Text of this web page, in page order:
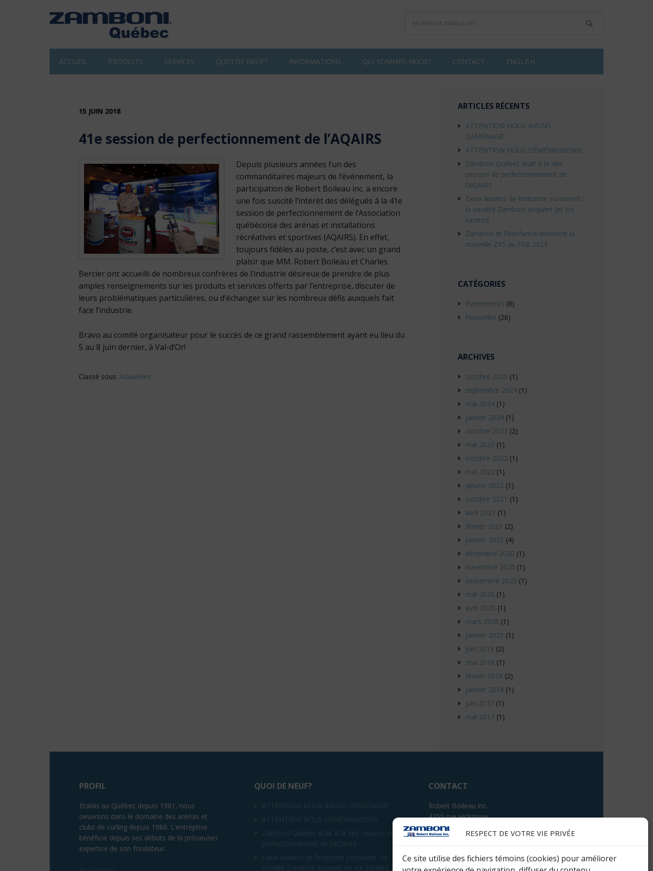
RESPECT DE VOTRE VIE PRIVÉE
Ce site utilise des fichiers témoins (cookies) pour améliorer
ACCUEIL PRODUITS SERVICES QUOI DE NEUF? INFORMATIONS QUI SOMMES-NOUS? CONTACT ENGLISH
15 JUIN 2018
41e session de perfectionnement de l’AQAIRS
Depuis plusieurs années l’un des
commanditaires majeurs de l’événement, la
participation de Robert Boileau inc. a encore
une fois suscité l’intérêt des délégués à la 41e
session de perfectionnement de l’Association
québécoise des arénas et installations
récréatives et sportives (AQAIRS). En effet,
toujours fidèles au poste, c’est avec un grand
plaisir que MM. Robert Boileau et Charles
Bercier ont accueilli de nombreux confrères de l’industrie désireux de prendre de plus
amples renseignements sur les produits et services offerts par l’entreprise, discuter de
leurs problématiques particulières, ou d’échanger sur les nombreux défis auxquels fait
face l’industrie.
Bravo au comité organisateur pour le succès de ce grand rassemblement ayant eu lieu du
5 au 8 juin dernier, à Val-d’Or!
Classé sous :Nouvelles
ARTICLES RÉCENTS
ATTENTION NOUS AVONS
DÉMÉNAGÉ!
ATTENTION NOUS DÉMÉNAGEONS!
Zamboni Québec était à la 46e
session de perfectionnement de
l’AQAIRS
Deux leaders de l’industrie s’unissent :
la société Zamboni acquiert Jet Ice
Limited
Zamboni et Pininfarina dévoilent la
nouvelle ZX5 au FSB 2023
CATÉGORIES
Évènements (8)
Nouvelles (26)
ARCHIVES
octobre 2025 (1)
septembre 2024 (1)
mai 2024 (1)
janvier 2024 (1)
octobre 2023 (2)
mai 2023 (1)
octobre 2022 (1)
mai 2022 (1)
janvier 2022 (1)
octobre 2021 (1)
avril 2021 (1)
février 2021 (2)
janvier 2021 (4)
décembre 2020 (1)
novembre 2020 (1)
septembre 2020 (1)
mai 2020 (1)
avril 2020 (1)
mars 2020 (1)
janvier 2020 (1)
juin 2018 (2)
mai 2018 (1)
février 2018 (2)
janvier 2018 (1)
juin 2017 (1)
mai 2017 (1)
PROFIL
Établis au Québec depuis 1981, nous
oeuvrons dans le domaine des arénas et
clubs de curling depuis 1986. L'entreprise
bénéficie depuis ses débuts de la précieuses
expertise de son fondateur.
QUOI DE NEUF? CONTACT
Robert Boileau inc.
4255 rue Hickmore
Saint-Laurent (Québec) H4T 1S5